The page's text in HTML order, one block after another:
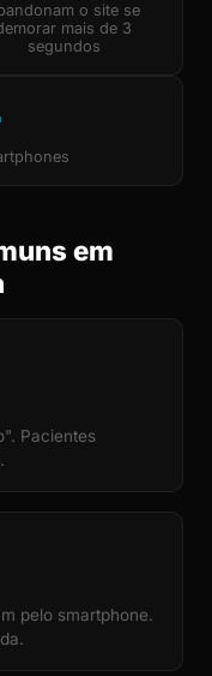
o site se
mais de 3
segundos
em
Pacientes
pelo smartphone.